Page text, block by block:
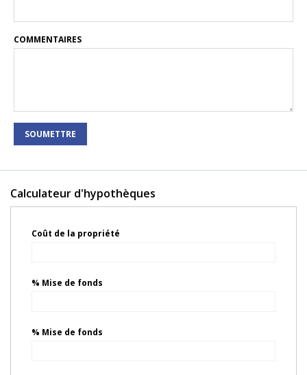
COMMENTAIRES
SOUMETTRE
Calculateur d'hypothèques
Coût de la propriété
% Mise de fonds
% Mise de fonds